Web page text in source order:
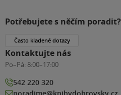
Potřebujete s něčím poradit?
Často kladené dotazy
Kontaktujte nás
Po–Pá: 8:00–17:00
542 220 320